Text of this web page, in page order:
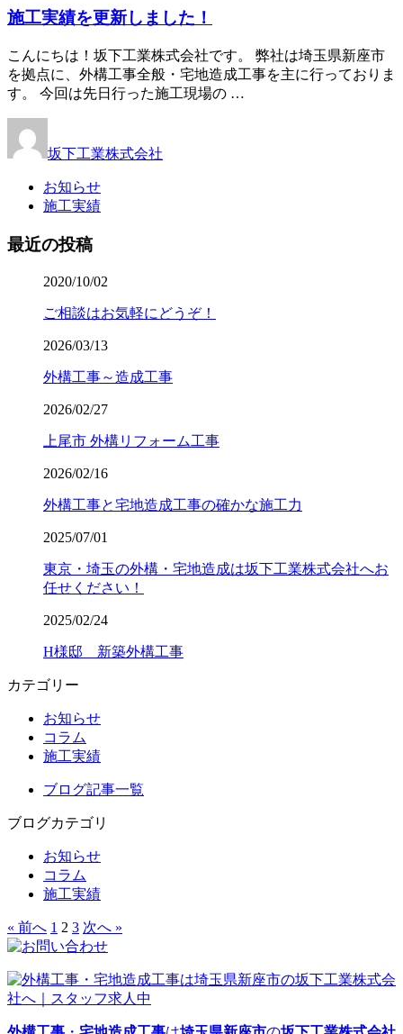
施工実績を更新しました！
こんにちは！坂下工業株式会社です。 弊社は埼玉県新座市
を拠点に、外構工事全般・宅地造成工事を主に行っておりま
す。 今回は先日行った施工現場の …
坂下工業株式会社
お知らせ
施工実績
最近の投稿
2020/10/02
ご相談はお気軽にどうぞ！
2026/03/13
外構工事～造成工事
2026/02/27
上尾市 外構リフォーム工事
2026/02/16
外構工事と宅地造成工事の確かな施工力
2025/07/01
東京・埼玉の外構・宅地造成は坂下工業株式会社へお
任せください！
2025/02/24
H様邸 新築外構工事
カテゴリー
お知らせ
コラム
施工実績
ブログ記事一覧
ブログカテゴリ
お知らせ
コラム
施工実績
« 前へ 1 2 3 次へ »